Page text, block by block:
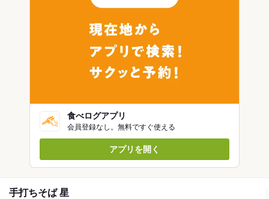
食べログアプリ
会員登録なし。無料ですぐ使える
アプリを開く
手打ちそば 星